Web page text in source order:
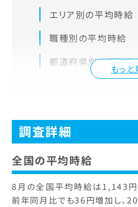
もっと
エリア別の平均時給
職種別の平均時給
都道府県別の平均
調査詳細
全国の平均時給
8月の全国平均時給は1,143円
前年同月比でも36円増加し、